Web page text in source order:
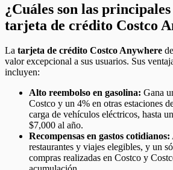
¿Cuáles son las
tarjeta de crédito Costco
La tarjeta de crédito Costco Anywhere
valor excepcional a sus usuarios. Sus
incluyen:
Alto reembolso en gasolina: Gana
Costco y un 4% en otras estaciones
carga de vehículos eléctricos, hasta
$7,000 al año.
Recompensas en gastos cotidianos:
restaurantes y viajes elegibles, y un
compras realizadas en Costco y